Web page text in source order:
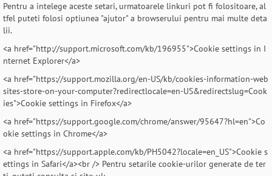
Pentru a intelege aceste setari, urmatoarele linkuri pot fi folositoare, al
tfel puteti folosi optiunea "ajutor" a browserului pentru mai multe deta
lii.
<a href="http://support.microsoft.com/kb/196955">Cookie settings in I
nternet Explorer</a>
<a href="https://support.mozilla.org/en-US/kb/cookies-information-web
sites-store-on-your-computer?redirectlocale=en-US&redirectslug=Cook
ies">Cookie settings in Firefox</a>
<a href="https://support.google.com/chrome/answer/95647?hl=en">Co
okie settings in Chrome</a>
<a href="https://support.apple.com/kb/PH5042?locale=en_US">Cookie s
ettings in Safari</a><br /> Pentru setarile cookie-urilor generate de ter